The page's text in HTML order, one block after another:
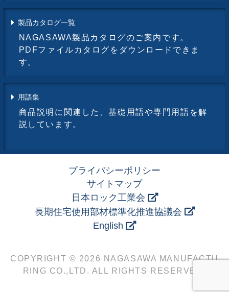
製品カタログ一覧
NAGASAWA製品カタログのご案内です。
PDFファイルカタログをダウンロードできま
す。
用語集
商品説明に関連した、基礎用語や専門用語を解
説しています。
プライバシーポリシー
サイトマップ
日本ロック工業会
長期住宅使用部材標準化推進協議会
English
COPYRIGHT © 2026 NAGASAWA MANUFACTU
RING CO.,LTD. ALL RIGHTS RESERVED.